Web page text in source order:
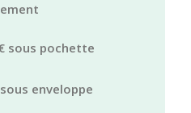
sous pochette
enveloppe